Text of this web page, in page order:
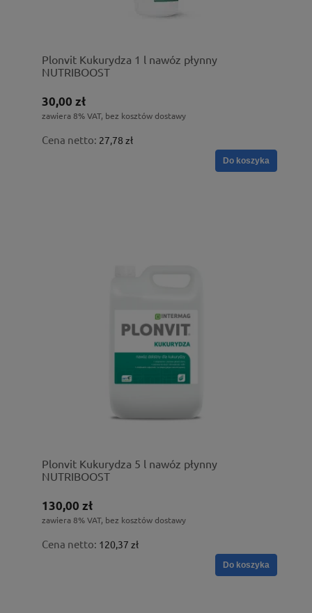
Plonvit Kukurydza 1 l nawóz płynny
NUTRIBOOST
30,00 zł
zawiera 8% VAT, bez kosztów dostawy
Cena netto: 27,78 zł
Do koszyka
Plonvit Kukurydza 5 l nawóz płynny
NUTRIBOOST
130,00 zł
zawiera 8% VAT, bez kosztów dostawy
Cena netto: 120,37 zł
Do koszyka